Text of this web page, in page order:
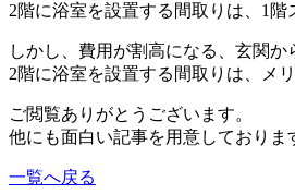
2階に浴室を設置する間取りは、1
しかし、費用が割高になる、玄関
2階に浴室を設置する間取りは、メ
ご閲覧ありがとうございます。
他にも面白い記事を用意しておりま
一覧へ戻る